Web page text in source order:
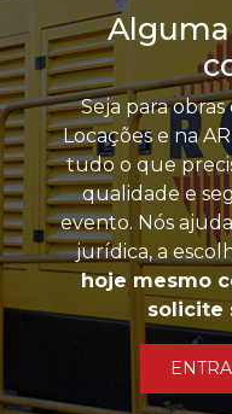
Seja para
Locações e na
tudo o que
qualidade e
evento. Nós
jurídica, a
hoje mesmo
solicite